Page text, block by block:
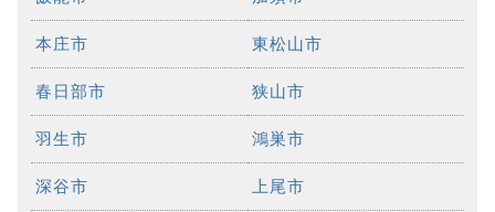
本庄市 東松山市
春日部市 狭山市
羽生市 鴻巣市
深谷市 上尾市